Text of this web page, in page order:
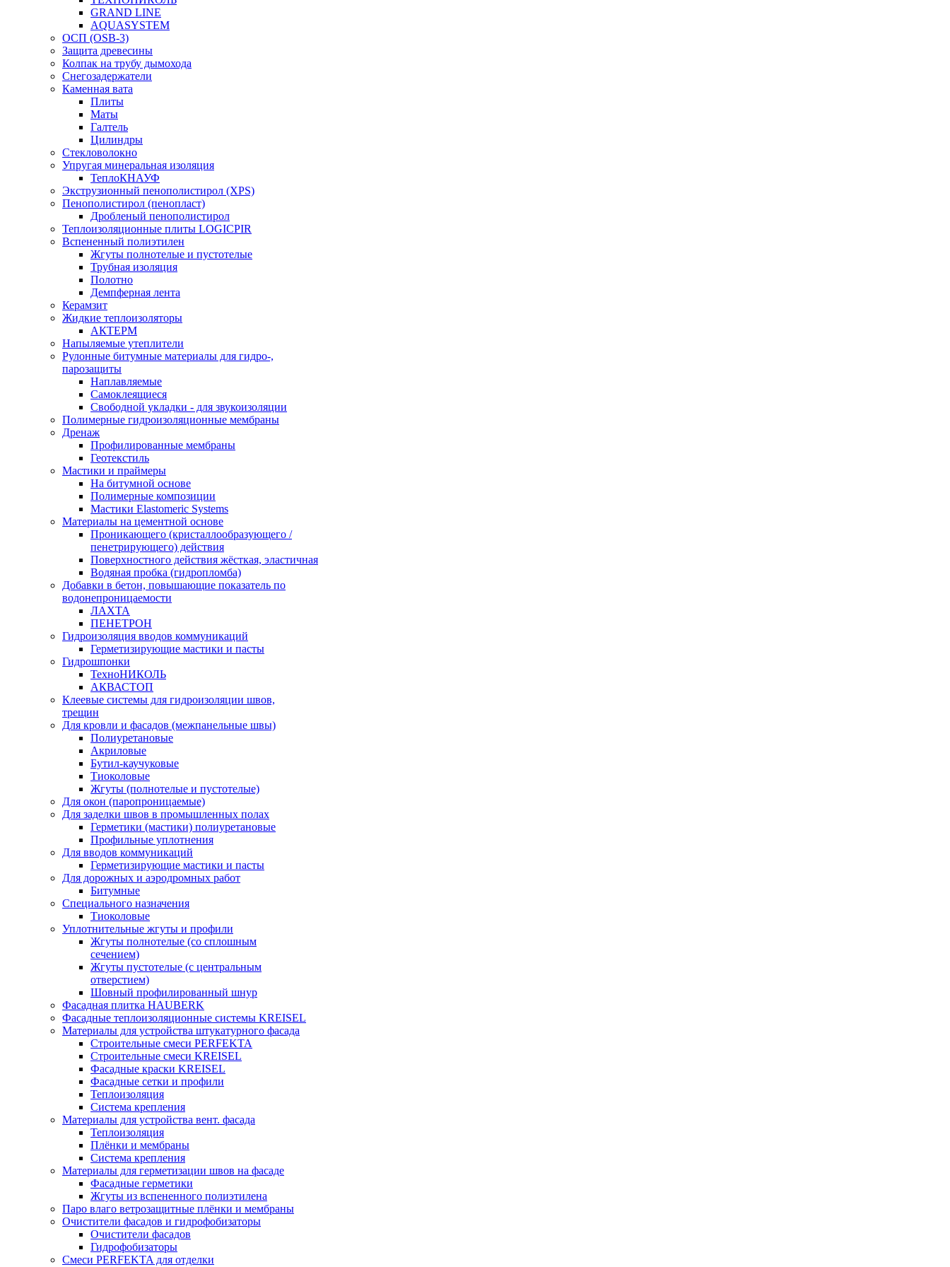
GRAND LINE
AQUASYSTEM
ОСП (OSB-3)
Защита древесины
Колпак на трубу дымохода
Снегозадержатели
Каменная вата
Плиты
Маты
Галтель
Цилиндры
Стекловолокно
Упругая минеральная изоляция
ТеплоКНАУФ
Экструзионный пенополистирол (XPS)
Пенополистирол (пенопласт)
Дробленый пенополистирол
Теплоизоляционные плиты LOGICPIR
Вспененный полиэтилен
Жгуты полнотелые и пустотелые
Трубная изоляция
Полотно
Демпферная лента
Керамзит
Жидкие теплоизоляторы
АКТЕРМ
Напыляемые утеплители
Рулонные битумные материалы для гидро-,
парозащиты
Наплавляемые
Самоклеящиеся
Свободной укладки - для звукоизоляции
Полимерные гидроизоляционные мембраны
Дренаж
Профилированные мембраны
Геотекстиль
Мастики и праймеры
На битумной основе
Полимерные композиции
Мастики Elastomeric Systems
Материалы на цементной основе
Проникающего (кристаллообразующего /
пенетрирующего) действия
Поверхностного действия жёсткая, эластичная
Водяная пробка (гидропломба)
Добавки в бетон, повышающие показатель по
водонепроницаемости
ЛАХТА
ПЕНЕТРОН
Гидроизоляция вводов коммуникаций
Герметизирующие мастики и пасты
Гидрошпонки
ТехноНИКОЛЬ
АКВАСТОП
Клеевые системы для гидроизоляции швов,
трещин
Для кровли и фасадов (межпанельные швы)
Полиуретановые
Акриловые
Бутил-каучуковые
Тиоколовые
Жгуты (полнотелые и пустотелые)
Для окон (паропроницаемые)
Для заделки швов в промышленных полах
Герметики (мастики) полиуретановые
Профильные уплотнения
Для вводов коммуникаций
Герметизирующие мастики и пасты
Для дорожных и аэродромных работ
Битумные
Специального назначения
Тиоколовые
Уплотнительные жгуты и профили
Жгуты полнотелые (со сплошным
сечением)
Жгуты пустотелые (с центральным
отверстием)
Шовный профилированный шнур
Фасадная плитка HAUBERK
Фасадные теплоизоляционные системы KREISEL
Материалы для устройства штукатурного фасада
Строительные смеси PERFEKTA
Строительные смеси KREISEL
Фасадные краски KREISEL
Фасадные сетки и профили
Теплоизоляция
Система крепления
Материалы для устройства вент. фасада
Теплоизоляция
Плёнки и мембраны
Система крепления
Материалы для герметизации швов на фасаде
Фасадные герметики
Жгуты из вспененного полиэтилена
Паро влаго ветрозащитные плёнки и мембраны
Очистители фасадов и гидрофобизаторы
Очистители фасадов
Гидрофобизаторы
Смеси PERFEKTA для отделки